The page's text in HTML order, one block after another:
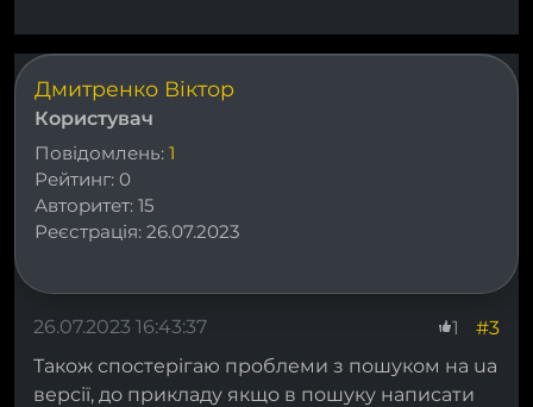
Дмитренко Віктор
Користувач
Повідомлень: 1
Рейтинг: 0
Авторитет: 15
Реєстрація: 26.07.2023
#3
1
26.07.2023 16:43:37
Також спостерігаю проблеми з пошуком на ua
версії, до прикладу якщо в пошуку написати